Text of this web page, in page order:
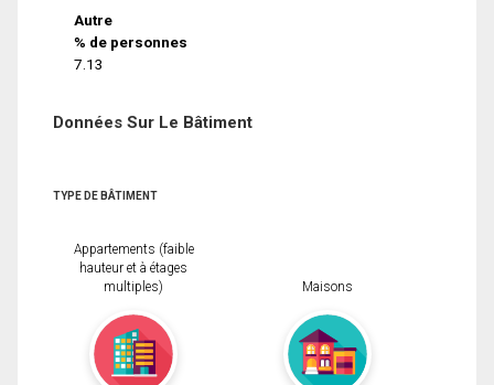
Autre
% de personnes
7.13
Données Sur Le Bâtiment
TYPE DE BÂTIMENT
Appartements (faible
hauteur et à étages
multiples)
Maisons